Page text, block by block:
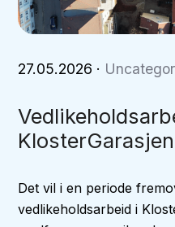
27.05.2026 ·
KlosterGarasjen
Det vil i en periode
vedlikeholdsarbeid i